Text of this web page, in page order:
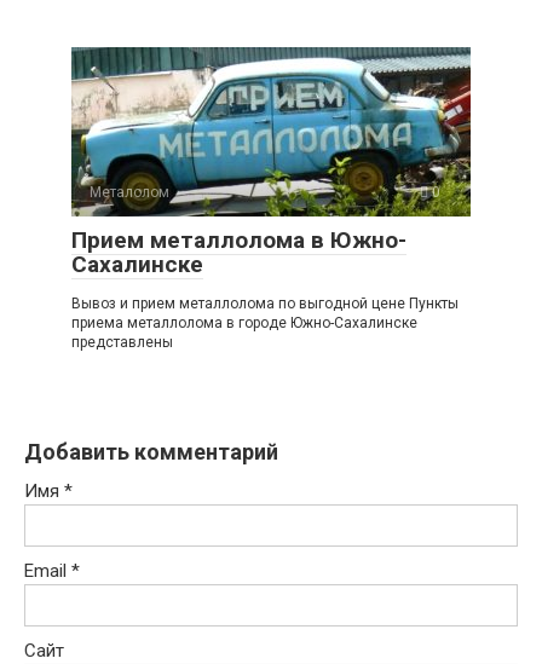
Металолом 0
Прием металлолома в Южно-
Сахалинске
Вывоз и прием металлолома по выгодной цене Пункты
приема металлолома в городе Южно-Сахалинске
представлены
Добавить комментарий
Имя *
Email *
Сайт